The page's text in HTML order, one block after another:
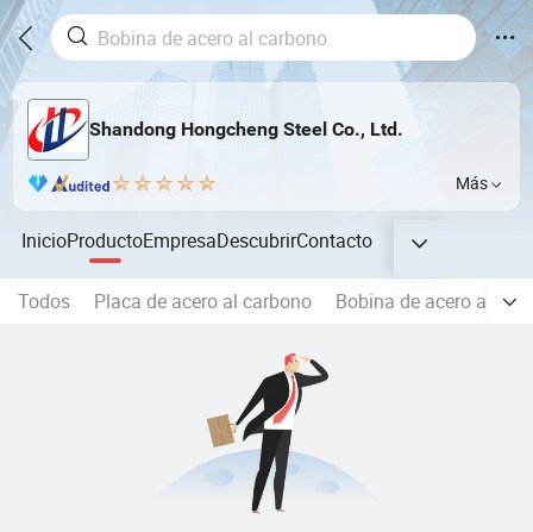
Shandong Hongcheng Steel Co., Ltd.
Más
InicioProductoEmpresaDescubrirContacto
Todos Placa de acero al carbono Bobina de acero al